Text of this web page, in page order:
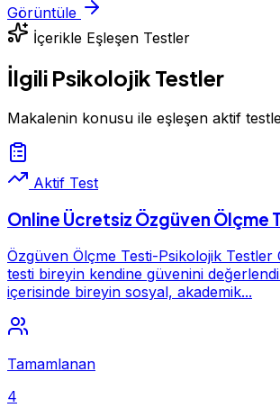
Görüntüle
İçerikle Eşleşen Testler
İlgili Psikolojik Testler
Makalenin konusu ile eşleşen aktif
Aktif Test
Online Ücretsiz Özgüven Ölçme
Özgüven Ölçme Testi-Psikolojik Testler Özgüven ölçme
testi bireyin kendine güvenini
içerisinde bireyin sosyal, akademik...
Tamamlanan
4